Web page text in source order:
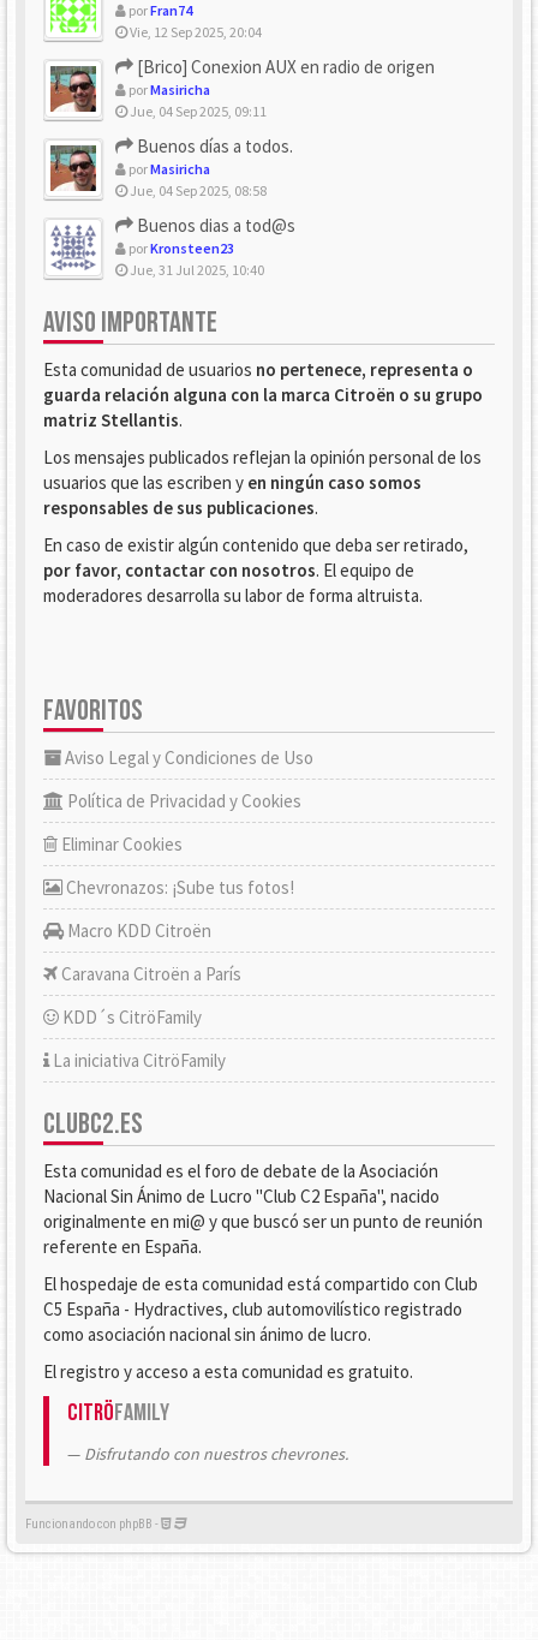
porFran74
Vie, 12 Sep 2025, 20:04
[Brico] Conexion AUX en radio de origen
porMasiricha
Jue, 04 Sep 2025, 09:11
Buenos días a todos.
porMasiricha
Jue, 04 Sep 2025, 08:58
Buenos dias a tod@s
porKronsteen23
Jue, 31 Jul 2025, 10:40
AVISO IMPORTANTE
Esta comunidad de usuarios no pertenece, representa o
guarda relación alguna con la marca Citroën o su grupo
matriz Stellantis.
Los mensajes publicados reflejan la opinión personal de los
usuarios que las escriben y en ningún caso somos
responsables de sus publicaciones.
En caso de existir algún contenido que deba ser retirado,
por favor, contactar con nosotros. El equipo de
moderadores desarrolla su labor de forma altruista.
FAVORITOS
Aviso Legal y Condiciones de Uso
Política de Privacidad y Cookies
Eliminar Cookies
Chevronazos: ¡Sube tus fotos!
Macro KDD Citroën
Caravana Citroën a París
KDD´s CitröFamily
La iniciativa CitröFamily
CLUBC2.ES
Esta comunidad es el foro de debate de la Asociación
Nacional Sin Ánimo de Lucro "Club C2 España", nacido
originalmente en mi@ y que buscó ser un punto de reunión
referente en España.
El hospedaje de esta comunidad está compartido con Club
C5 España - Hydractives, club automovilístico registrado
como asociación nacional sin ánimo de lucro.
El registro y acceso a esta comunidad es gratuito.
CitröFamily
Disfrutando con nuestros chevrones.
Funcionando con phpBB -